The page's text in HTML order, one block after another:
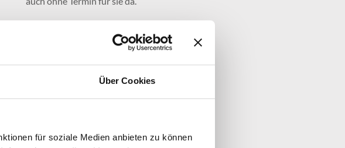
Über Cookies
für soziale Medien anbieten zu können